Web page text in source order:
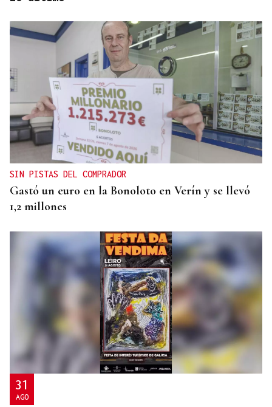
OBITUARIO
Muere a los 50 años el DJ francés Kavinsky, autor
del icónico tema "Nightcall"
SIN PISTAS DEL COMPRADOR
Gastó un euro en la Bonoloto en Verín y se llevó
1,2 millones
31
AGO